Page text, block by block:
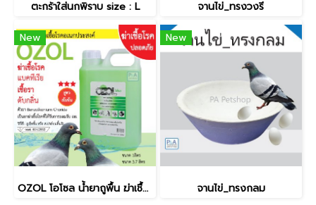
ตะกร้าใส่นกพิราบ size : L จานไข่_ทรงวงรี
New
OZOL โอโซล น้ำยาถูพื้น ฆ่าเชื้อแบคทีเรียทำความสะอาดดับกลิ่นพื้นผิวทั่วไป กรงสัตว์เลี้ยง_1000ml
New
จานไข่_ทรงกลม